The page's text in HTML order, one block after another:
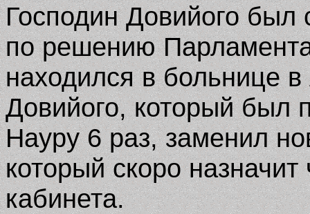
Господин Довийого был
по решению
находился в больнице
Довийого, который был
Науру 6 раз, заменил
который скоро назначит
кабинета.